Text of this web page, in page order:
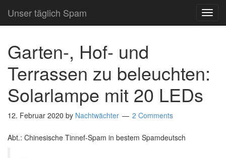
Unser täglich Spam
Garten-, Hof- und
Terrassen zu beleuchten:
Solarlampe mit 20 LEDs
12. Februar 2020 by Nachtwächter 2 Comments
Abt.: Chinesische Tinnef-Spam in bestem Spamdeutsch